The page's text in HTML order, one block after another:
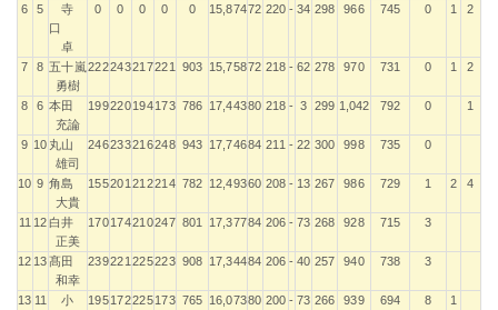
6 5
寺
口
卓
0 0 0 0 0 15,87472 220 - 34 298 966 745 0 1 2
7 8 五十嵐
勇樹
222243217221 903 15,75872 218 - 62 278 970 731 0 1 2
8 6 本田
充論
199220194173 786 17,44380 218 - 3 299 1,042 792 0 1
9 10 丸山
雄司
246233216248 943 17,74684 211 - 22 300 998 735 0
10 9 角島
大貴
155201 212214 782 12,49360 208 - 13 267 986 729 1 2 4
11 12白井
正美
170174210247 801 17,37784 206 - 73 268 928 715 3
12 13髙田
和幸
239221 225223 908 17,34484 206 - 40 257 940 738 3
13 11
小
195172225173 765 16,07380 200 - 73 266 939 694 8 1